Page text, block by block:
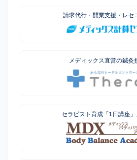
請求代行・開業支援・レセ
メディックス直営の鍼灸
セラピスト育成「1日講座